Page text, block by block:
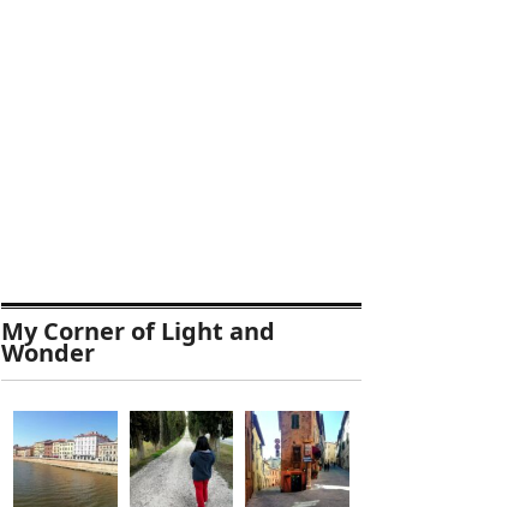
My Corner of Light and
Wonder